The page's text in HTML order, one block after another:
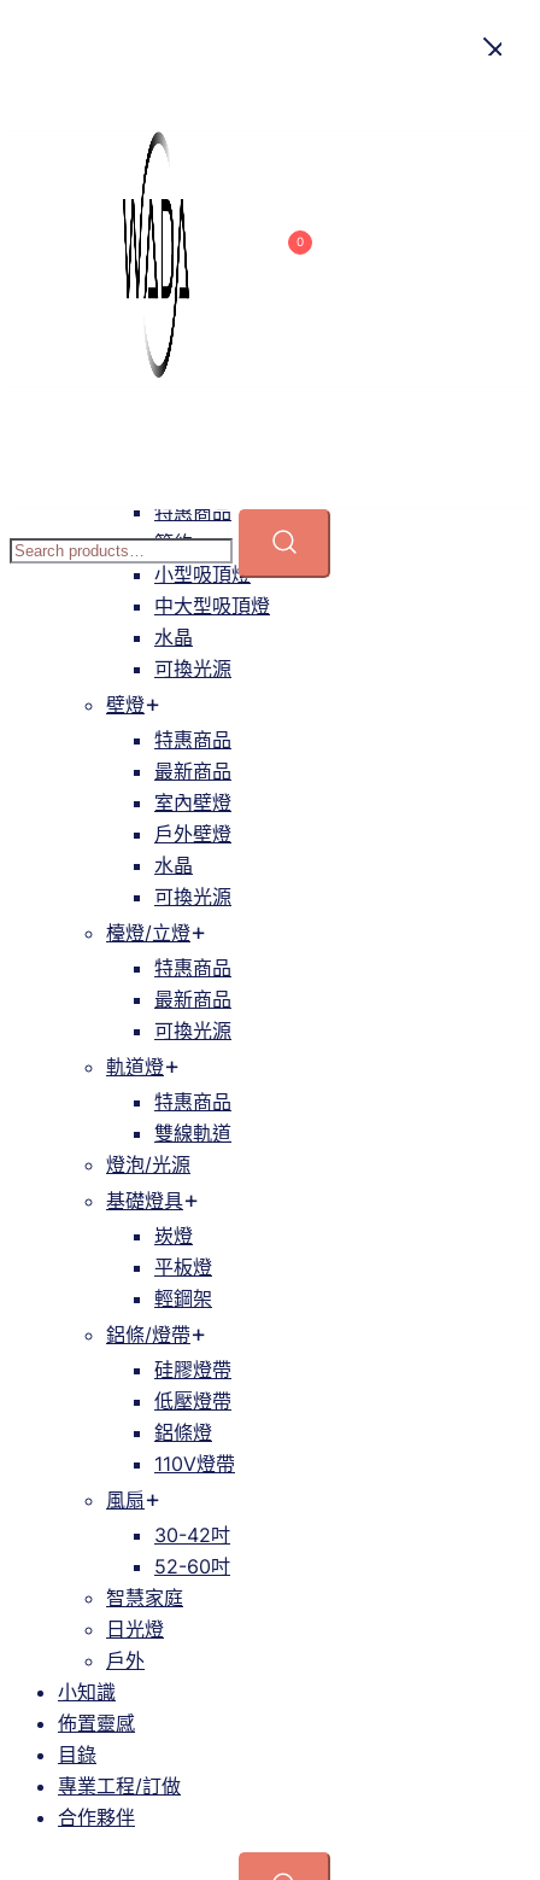
0
吊燈
特惠商品
小型吊燈
中大型吊燈
長形吊燈
特惠商品
簡約
小型吸頂燈
中大型吸頂燈
水晶
可換光源
壁燈
特惠商品
最新商品
室內壁燈
戶外壁燈
水晶
可換光源
檯燈/立燈
特惠商品
最新商品
可換光源
軌道燈
特惠商品
雙線軌道
燈泡/光源
基礎燈具
崁燈
平板燈
輕鋼架
鋁條/燈帶
硅膠燈帶
低壓燈帶
鋁條燈
110V燈帶
風扇
30-42吋
52-60吋
智慧家庭
日光燈
戶外
小知識
佈置靈感
目錄
專業工程/訂做
合作夥伴